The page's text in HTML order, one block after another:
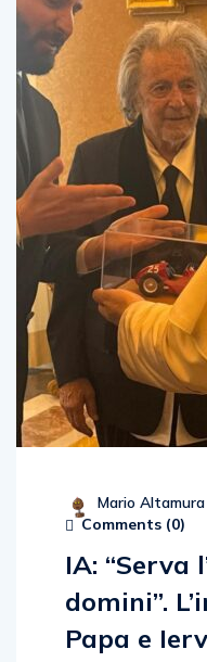
Mario Altamura
Comments (0)
IA: “Serva
domini”.
Papa e